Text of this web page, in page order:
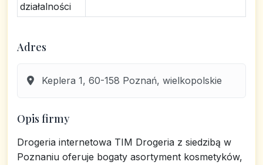
działalności
Adres
Keplera 1, 60-158 Poznań, wielkopolskie
Opis firmy
Drogeria internetowa TIM Drogeria z siedzibą w
Poznaniu oferuje bogaty asortyment kosmetyków,